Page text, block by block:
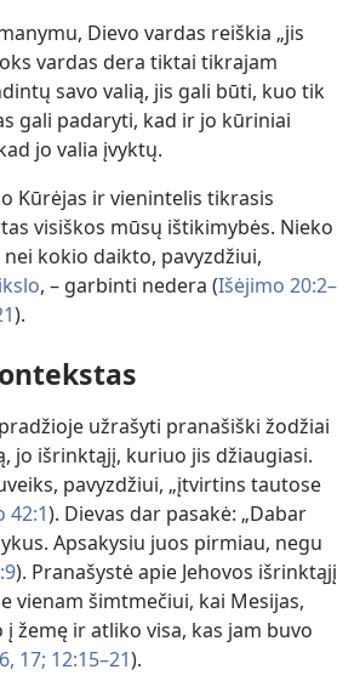
Dievo vardas reiškia „jis
vardas dera tiktai tikrajam
savo valią, jis gali būti, kuo tik
gali padaryti, kad ir jo kūriniai
jo valia įvyktų.
Kūrėjas ir vienintelis tikrasis
visiškos mūsų ištikimybės. Nieko
kokio daikto, pavyzdžiui,
, – garbinti nedera (Išėjimo 20:2–
).
pradžioje užrašyti pranašiški žodžiai
jo išrinktąjį, kuriuo jis džiaugiasi.
pavyzdžiui, „įtvirtins tautose
42:1). Dievas dar pasakė: „Dabar
Apsakysiu juos pirmiau, negu
). Pranašystė apie Jehovos išrinktąjį
vienam šimtmečiui, kai Mesijas,
žemę ir atliko visa, kas jam buvo
17; 12:15–21).